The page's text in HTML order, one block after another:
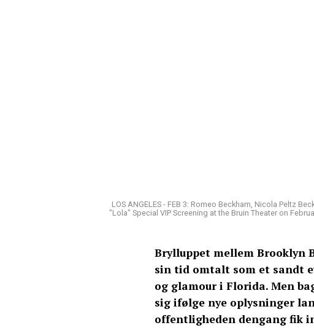
LOS ANGELES - FEB 3: Romeo Beckham, Nicola Peltz
"Lola" Special VIP Screening at the Bruin Theater on
Brylluppet mellem Brooklyn
sin tid omtalt som et sandt
og glamour i Florida. Men
sig ifølge nye oplysninger
offentligheden dengang fik